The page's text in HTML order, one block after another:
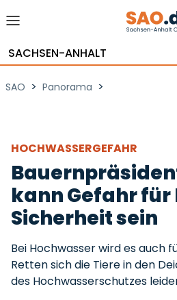
SACHSEN-ANHALT
SAO > Panorama >
HOCHWASSERGEFAHR
kann Gefahr für
Sicherheit sein
Bei Hochwasser wird es auch
Retten sich die Tiere in den
des Hochwasserschutzes